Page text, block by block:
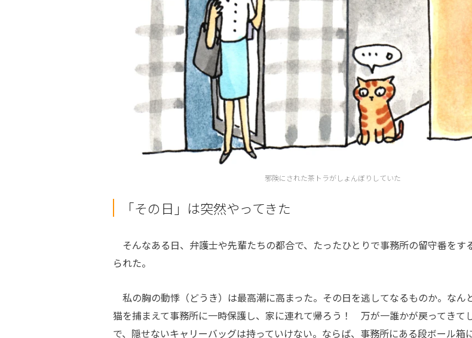
邪険にされた茶トラがしょんぼりしていた
「その日」は突然やってきた
そんなある日、弁護士や先輩たちの都合で、たったひとりで事務所の留守番をす
られた。
私の胸の動悸（どうき）は最高潮に高まった。その日を逃してなるものか。なん
猫を捕まえて事務所に一時保護し、家に連れて帰ろう！ 万が一誰かが戻ってきて
で、隠せないキャリーバッグは持っていけない。ならば、事務所にある段ボール箱